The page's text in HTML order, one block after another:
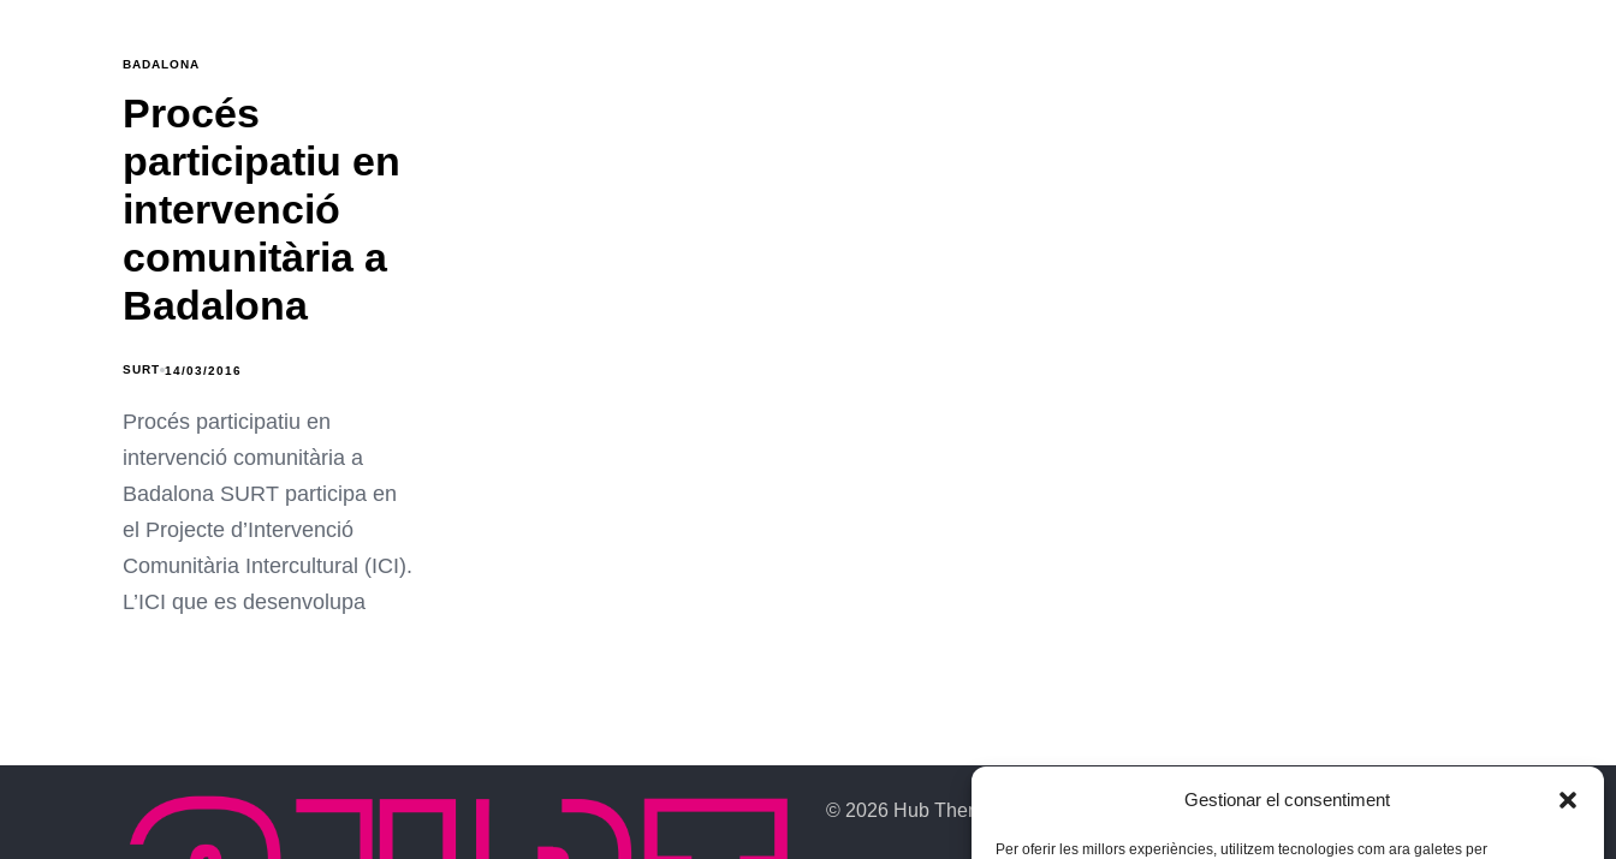
Gestionar el consentiment
Per oferir les millors experiències, utilitzem tecnologies com ara galetes per
BADALONA
Procés
participatiu en
intervenció
comunitària a
Badalona
SURT 14/03/2016
Procés participatiu en
intervenció comunitària a
Badalona SURT participa en
el Projecte d’Intervenció
Comunitària Intercultural (ICI).
L’ICI que es desenvolupa
© 2026 Hub Theme. All rights reserved.